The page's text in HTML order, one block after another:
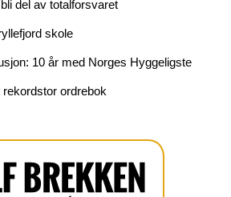
del av totalforsvaret
skole
10 år med Norges Hyggeligste
ordrebok